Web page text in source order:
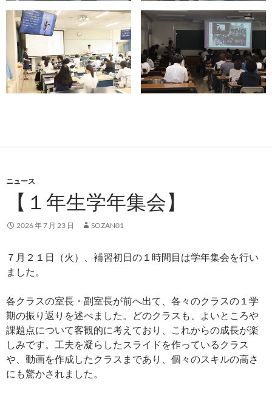
ニュース
【１年生学年集会】
2026 年 7 月 23 日 SOZAN01
７月２１日（火）、補習初日の１時間目は学年集会を行い
ました。
各クラスの室長・副室長が前へ出て、各々のクラスの１学
期の振り返りを述べました。どのクラスも、よいところや
課題点について客観的に考えており、これからの成長が楽
しみです。工夫を凝らしたスライドを作っているクラス
や、動画を作成したクラスまであり、個々のスキルの高さ
にも驚かされました。